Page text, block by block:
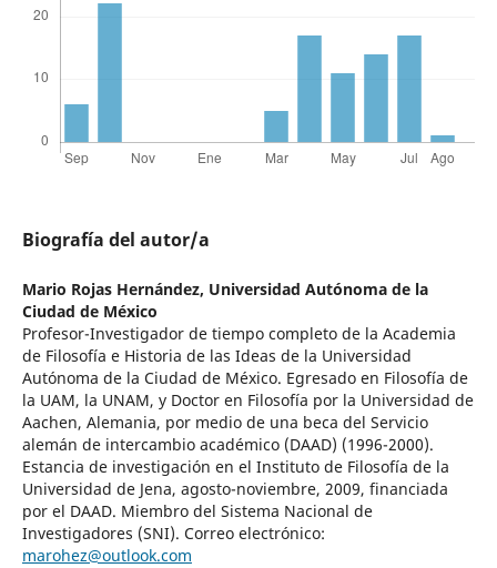
Biografía del autor/a
Mario Rojas Hernández, Universidad Autónoma de la
Ciudad de México
Profesor-Investigador de tiempo completo de la Academia
de Filosofía e Historia de las Ideas de la Universidad
Autónoma de la Ciudad de México. Egresado en Filosofía de
la UAM, la UNAM, y Doctor en Filosofía por la Universidad de
Aachen, Alemania, por medio de una beca del Servicio
alemán de intercambio académico (DAAD) (1996-2000).
Estancia de investigación en el Instituto de Filosofía de la
Universidad de Jena, agosto-noviembre, 2009, financiada
por el DAAD. Miembro del Sistema Nacional de
Investigadores (SNI). Correo electrónico:
marohez@outlook.com